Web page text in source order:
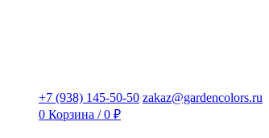
+7 (938) 145-50-50 zakaz@gardencolors.ru
0 Корзина /0 ₽